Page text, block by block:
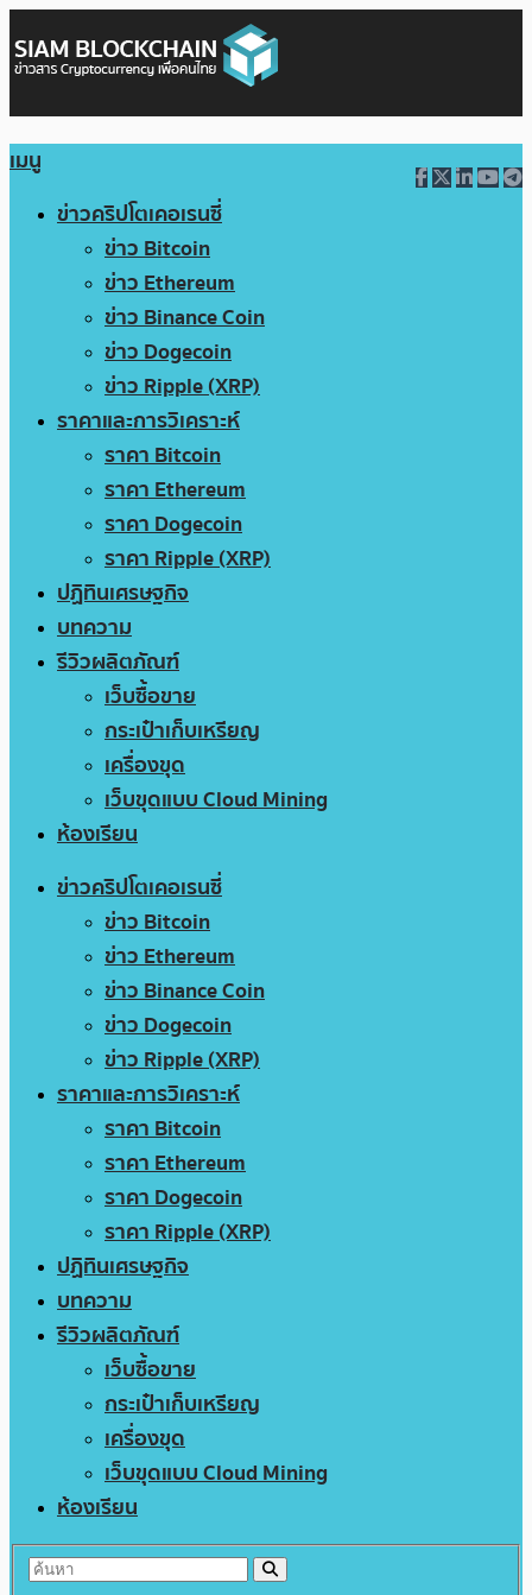
เมนู
ข่าวคริปโตเคอเรนซี่
ข่าว Bitcoin
ข่าว Ethereum
ข่าว Binance Coin
ข่าว Dogecoin
ข่าว Ripple (XRP)
ราคาและการวิเคราะห์
ราคา Bitcoin
ราคา Ethereum
ราคา Dogecoin
ราคา Ripple (XRP)
ปฏิทินเศรษฐกิจ
บทความ
รีวิวผลิตภัณฑ์
เว็บซื้อขาย
กระเป๋าเก็บเหรียญ
เครื่องขุด
เว็บขุดแบบ Cloud Mining
ห้องเรียน
ข่าวคริปโตเคอเรนซี่
ข่าว Bitcoin
ข่าว Ethereum
ข่าว Binance Coin
ข่าว Dogecoin
ข่าว Ripple (XRP)
ราคาและการวิเคราะห์
ราคา Bitcoin
ราคา Ethereum
ราคา Dogecoin
ราคา Ripple (XRP)
ปฏิทินเศรษฐกิจ
บทความ
รีวิวผลิตภัณฑ์
เว็บซื้อขาย
กระเป๋าเก็บเหรียญ
เครื่องขุด
เว็บขุดแบบ Cloud Mining
ห้องเรียน